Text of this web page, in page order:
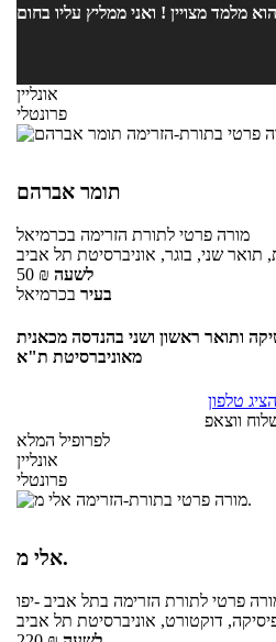
אונליין
פרונטלי
תומר אברהם
מורה פרטי לתורת הזרימה בכרמיאל
תואר שני, בוגר, אוניברסיטת תל אביב
50 ₪ לשעה
בעיר בכרמיאל
ותואר ראשון ושני בהנדסה מכאנית
מאוניברסיטת ת"א
טלפון
ווצאפ
לפרופיל המלא
אונליין
פרונטלי
אלי מ.
פרטי לתורת הזרימה בתל אביב -יפו
דוקטורט, אוניברסיטת תל אביב